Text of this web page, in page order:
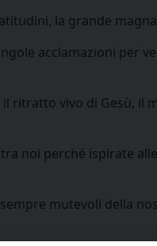
la grande
acclamazioni per
ritratto vivo di Gesù,
noi perché ispirate
mutevoli della